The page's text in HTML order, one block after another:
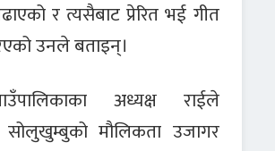
र त्यसैबाट प्रेरित भई गीत
उनले बताइन्।
अध्यक्ष राईले
सोलुखुम्बुको मौलिकता उजागर